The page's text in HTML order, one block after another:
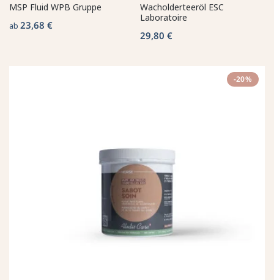
MSP Fluid WPB Gruppe
ab 23,68 €
Wacholderteeröl ESC
Laboratoire
29,80 €
-20%